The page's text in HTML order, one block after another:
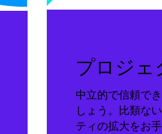
プロジェ
中立的で信頼で
しょう。比類な
ティの拡大をお手